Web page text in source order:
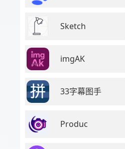
Sketch
imgAK
33字幕图手
Produc